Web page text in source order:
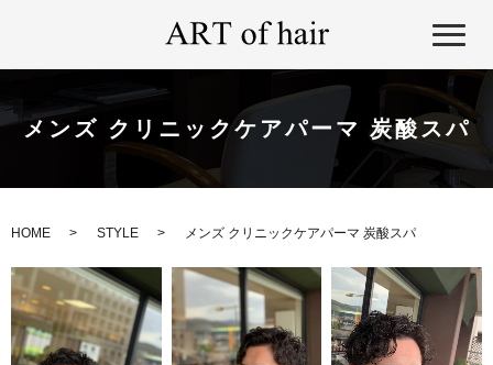
メンズ クリニックケアパーマ 炭酸スパ
HOME STYLE メンズ クリニックケアパーマ 炭酸スパ